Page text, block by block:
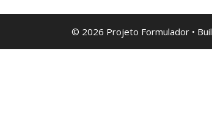
© 2026 Projeto Formulador •